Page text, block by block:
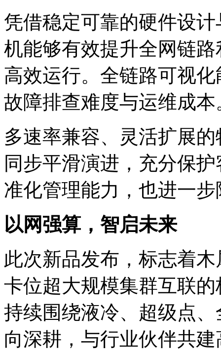
凭借稳定可靠的硬件设计
机能够有效提升全网链路
高效运行。全链路可视化
故障排查难度与运维成本
多速率兼容、灵活扩展
同步平滑演进，充分
准化管理能力，也进
以网强算，智启未来
此次新品发布，标志
卡位超大规模集群互联的
持续围绕液冷、超级点
向深耕，与行业伙伴共建